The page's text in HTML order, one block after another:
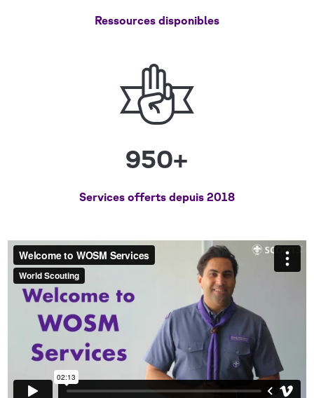
Ressources disponibles
950+
Services offerts depuis 2018